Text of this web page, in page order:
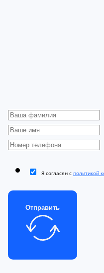
Я согласен с политикой
Отправить